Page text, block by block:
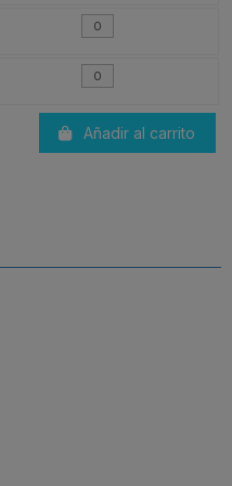
Añadir al carrito